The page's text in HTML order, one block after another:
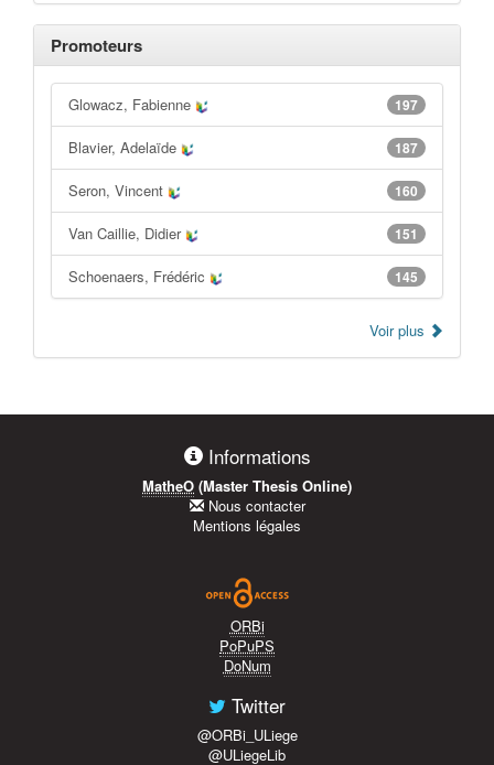
Promoteurs
197
Glowacz, Fabienne
187
Blavier, Adelaïde
160
Seron, Vincent
151
Van Caillie, Didier
145
Schoenaers, Frédéric
Voir plus
Informations
MatheO (Master Thesis Online)
Nous contacter
Mentions légales
ORBi
PoPuPS
DoNum
Twitter
@ORBi_ULiege
@ULiegeLib